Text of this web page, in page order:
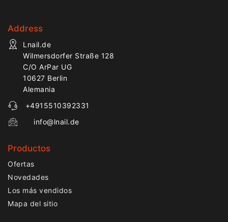
Address
Lnail.de
Wilmersdorfer Straße 128
C/O ArPar UG
10627 Berlin
Alemania
+4915510392331
info@lnail.de
Productos
Ofertas
Novedades
Los más vendidos
Mapa del sitio